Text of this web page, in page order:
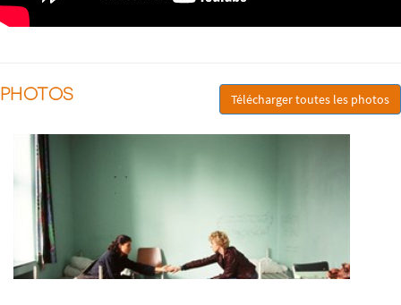
PHOTOS Télécharger toutes les photos